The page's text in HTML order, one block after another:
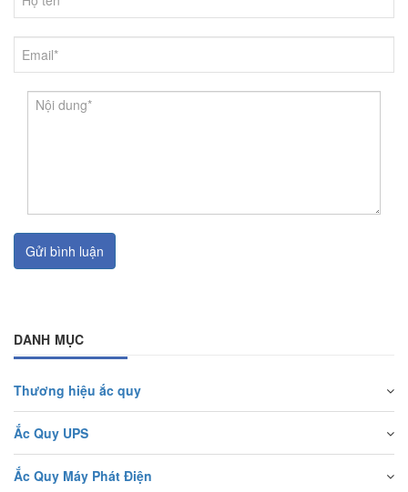
Gửi bình luận
DANH MỤC
Thương hiệu ắc quy
Ắc Quy UPS
Ắc Quy Máy Phát Điện